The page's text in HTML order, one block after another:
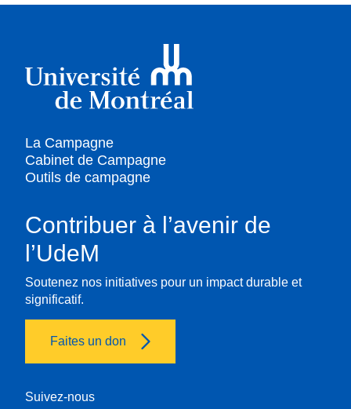
La Campagne
Cabinet de Campagne
Outils de campagne
Contribuer à l’avenir de
l’UdeM
Soutenez nos initiatives pour un impact durable et
significatif.
Faites un don
Suivez-nous